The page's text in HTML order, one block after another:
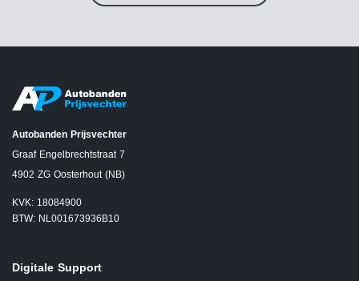
Autobanden Prijsvechter
Graaf Engelbrechtstraat 7
4902 ZG Oosterhout (NB)
KVK: 18084900
BTW: NL001673936B10
Digitale Support